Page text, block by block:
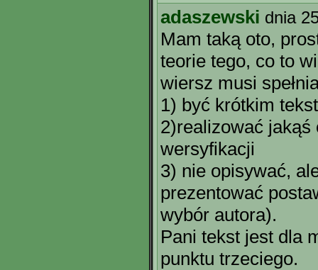
adaszewski dnia
Mam taką oto,
teorie tego, co to
wiersz musi
1) być krótkim
2)realizować jakąś
wersyfikacji
3) nie opisywać,
prezentować
wybór autora).
Pani tekst jest dla
punktu trzeciego.